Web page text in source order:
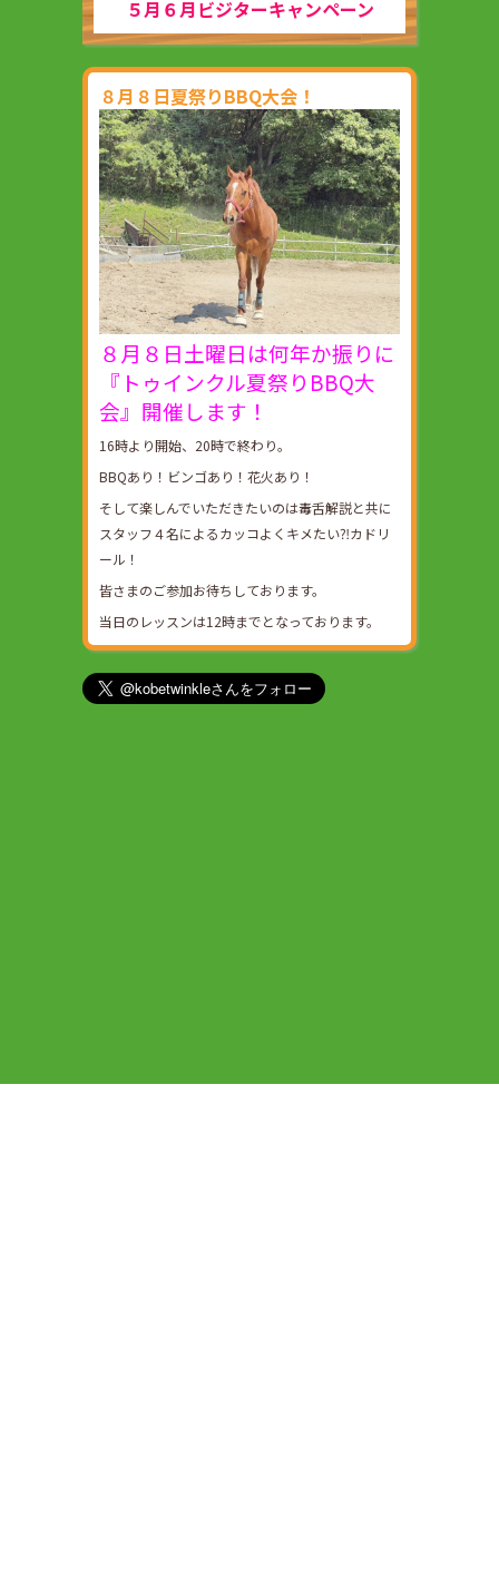
５月６月ビジターキャンペーン
８月８日夏祭りBBQ大会！
８月８日土曜日は何年か振りに
『トゥインクル夏祭りBBQ大
会』開催します！
16時より開始、20時で終わり。
BBQあり！ビンゴあり！花火あり！
そして楽しんでいただきたいのは毒舌解説と共に
スタッフ４名によるカッコよくキメたい⁈カドリ
ール！
皆さまのご参加お待ちしております。
当日のレッスンは12時までとなっております。